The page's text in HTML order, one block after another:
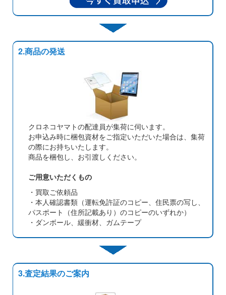
2.商品の発送
クロネコヤマトの配達員が集荷に伺います。
お申込み時に梱包資材をご指定いただいた場合は、集荷
の際にお持ちいたします。
商品を梱包し、お引渡しください。
ご用意いただくもの
・買取ご依頼品
・本人確認書類（運転免許証のコピー、住民票の写し、
パスポート（住所記載あり）のコピーのいずれか）
・ダンボール、緩衝材、ガムテープ
3.査定結果のご案内